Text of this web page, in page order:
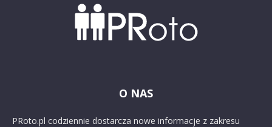
O NAS
PRoto.pl codziennie dostarcza nowe informacje z zakresu